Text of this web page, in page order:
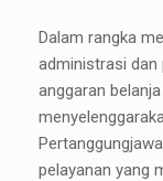
Dalam rangka
administrasi dan
anggaran
pelayanan yang